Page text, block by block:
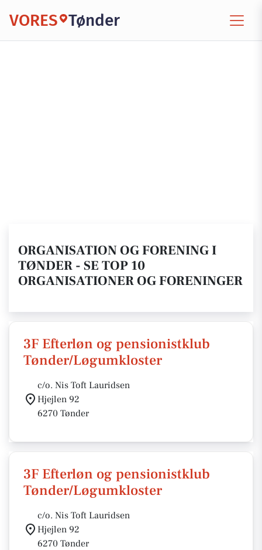
VORES Tønder
ORGANISATION OG FORENING I
TØNDER - SE TOP 10
ORGANISATIONER OG FORENINGER
3F Efterløn og pensionistklub
Tønder/Løgumkloster
c/o. Nis Toft Lauridsen
Hjejlen 92
6270 Tønder
3F Efterløn og pensionistklub
Tønder/Løgumkloster
c/o. Nis Toft Lauridsen
Hjejlen 92
6270 Tønder